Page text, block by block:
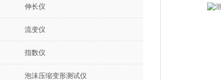
伸长仪
流变仪
指数仪
泡沫压缩变形测试仪